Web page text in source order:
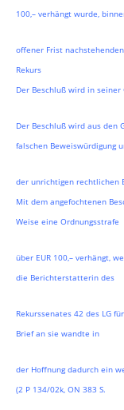
100,– verhängt wurde,
offener Frist nachstehenden
Rekurs
Der Beschluß wird in seiner
Der Beschluß wird aus den
falschen Beweiswürdigung
der unrichtigen rechtlichen
Mit dem angefochtenen
Weise eine Ordnungsstrafe
über EUR 100,– verhängt,
die Berichterstatterin des
Rekurssenates 42 des LG
Brief an sie wandte in
der Hoffnung dadurch ein
(2 P 134/02k, ON 383 S.